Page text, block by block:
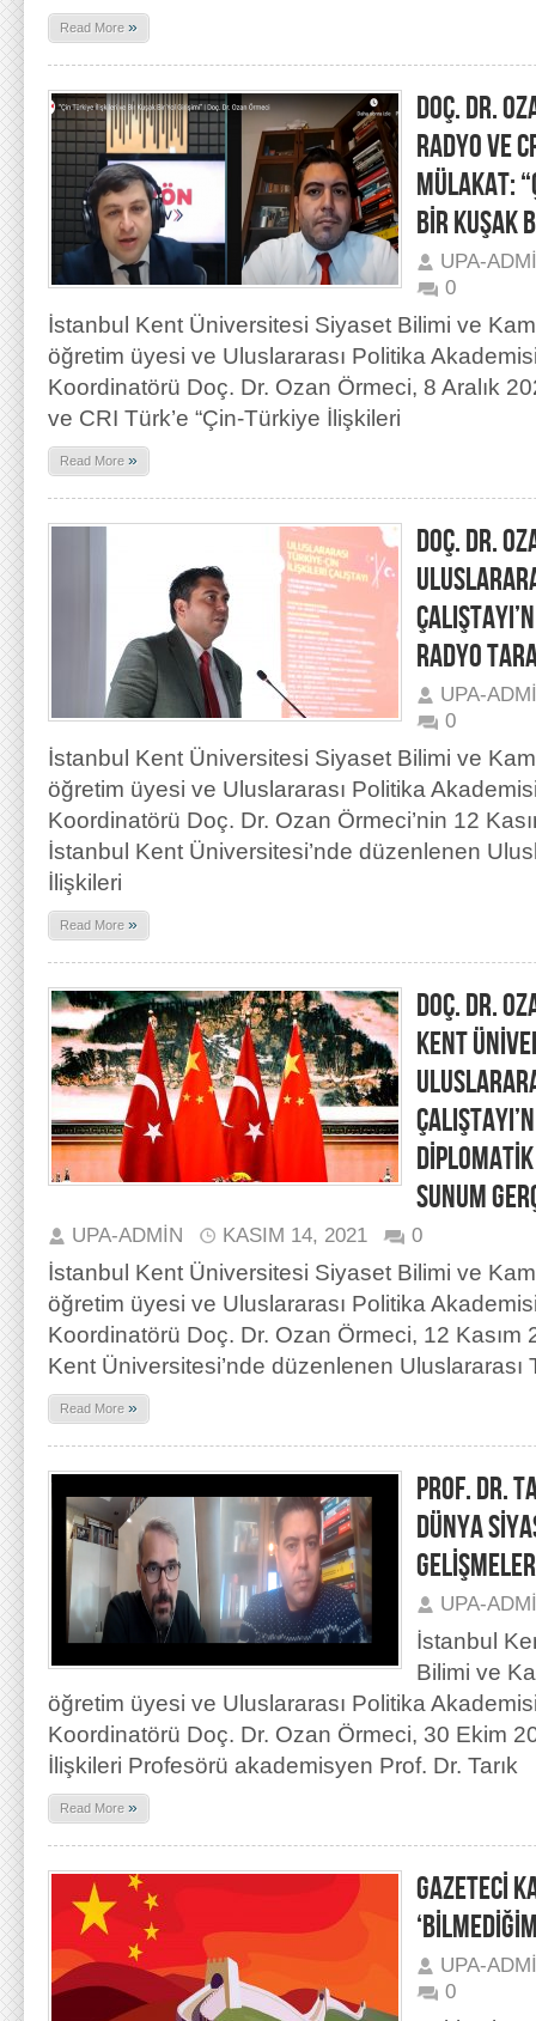
Read More »
DOÇ. DR.
RADYO VE
MÜLAKAT:
BİR KUŞAK
UPA-
0
İstanbul Kent Üniversitesi Siyaset Bilimi ve
öğretim üyesi ve Uluslararası Politika
Koordinatörü Doç. Dr. Ozan Örmeci, 8 Aralık
ve CRI Türk’e “Çin-Türkiye İlişkileri
Read More »
DOÇ. DR.
RADYO
UPA-
0
İstanbul Kent Üniversitesi Siyaset Bilimi ve
öğretim üyesi ve Uluslararası Politika
Koordinatörü Doç. Dr. Ozan Örmeci’nin 12
İstanbul Kent Üniversitesi’nde düzenlenen
İlişkileri
Read More »
DOÇ. DR.
KENT
SUNUM
UPA-ADMIN KASIM 14, 2021 0
İstanbul Kent Üniversitesi Siyaset Bilimi ve
öğretim üyesi ve Uluslararası Politika
Koordinatörü Doç. Dr. Ozan Örmeci, 12 Kasım
Kent Üniversitesi’nde düzenlenen Uluslararası
Read More »
PROF. DR.
DÜNYA
GELİŞMELER
UPA-
İstanbul
Bilimi ve
öğretim üyesi ve Uluslararası Politika
Koordinatörü Doç. Dr. Ozan Örmeci, 30 Ekim
İlişkileri Profesörü akademisyen Prof. Dr. Tarık
Read More »
GAZETECİ
UPA-
0